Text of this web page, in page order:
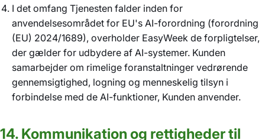
I det omfang Tjenesten falder inden for
anvendelsesområdet for EU's AI-forordning (forordning
(EU) 2024/1689), overholder EasyWeek de forpligtelser,
der gælder for udbydere af AI-systemer. Kunden
samarbejder om rimelige foranstaltninger vedrørende
gennemsigtighed, logning og menneskelig tilsyn i
forbindelse med de AI-funktioner, Kunden anvender.
14. Kommunikation og rettigheder til